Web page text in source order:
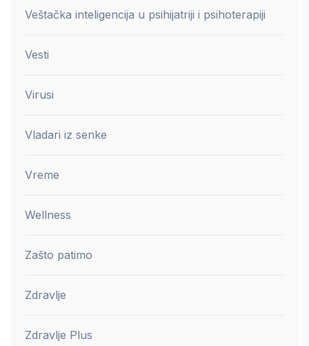
Veštačka inteligencija u psihijatriji i psihoterapiji
Vesti
Virusi
Vladari iz senke
Vreme
Wellness
Zašto patimo
Zdravlje
Zdravlje Plus